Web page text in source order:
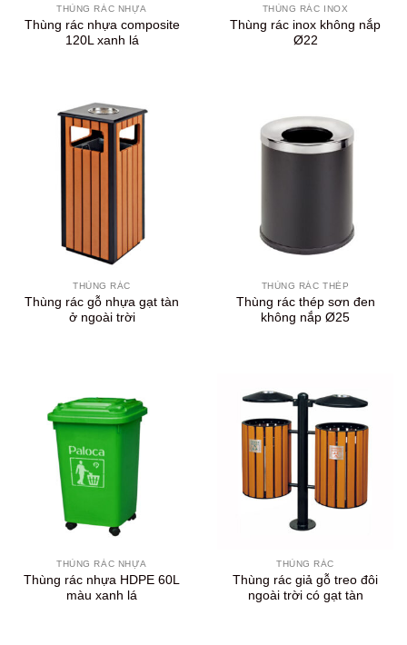
THÙNG RÁC NHỰA
Thùng rác nhựa composite
120L xanh lá
THÙNG RÁC INOX
Thùng rác inox không nắp
Ø22
THÙNG RÁC
Thùng rác gỗ nhựa gạt tàn
ở ngoài trời
THÙNG RÁC THÉP
Thùng rác thép sơn đen
không nắp Ø25
THÙNG RÁC NHỰA
Thùng rác nhựa HDPE 60L
màu xanh lá
THÙNG RÁC
Thùng rác giả gỗ treo đôi
ngoài trời có gạt tàn